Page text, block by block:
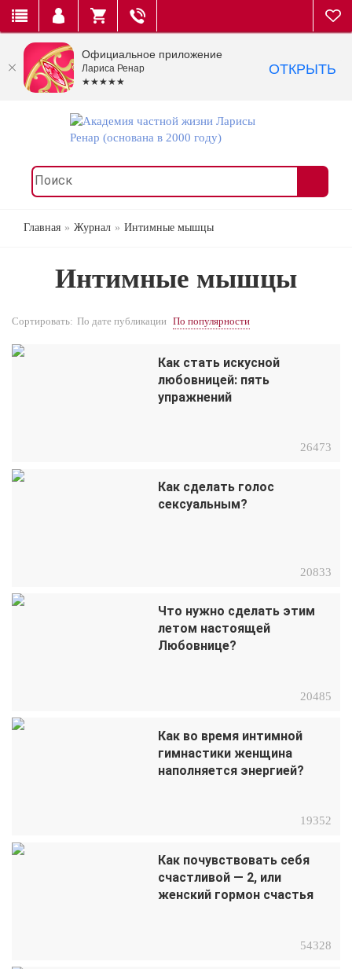
Главная Журнал Интимные мышцы
Интимные мышцы
Сортировать: По дате публикации По популярности
Как стать искусной
любовницей: пять
упражнений
26473
Как сделать голос
сексуальным?
20833
Что нужно сделать этим
летом настоящей
Любовнице?
20485
Как во время интимной
гимнастики женщина
наполняется энергией?
19352
Как почувствовать себя
счастливой — 2, или
женский гормон счастья
54328
Официальное приложение
Лариса Ренар
★★★★★
ОТКРЫТЬ